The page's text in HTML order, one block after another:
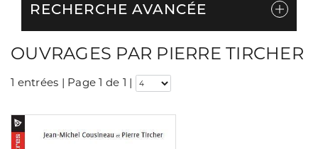
RECHERCHE AVANCÉE
OUVRAGES PAR PIERRE TIRCHER
1 entrées | Page 1 de 1 |